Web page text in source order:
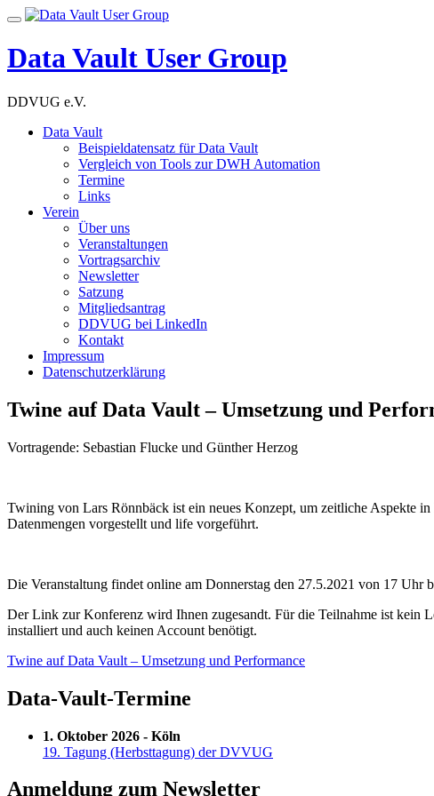
Skip
content
Toggle
Data Vault User Group
DDVUG e.V.
Data Vault
Beispieldatensatz für Data Vault
Vergleich von Tools zur DWH Automation
Termine
Links
Verein
Über uns
Veranstaltungen
Vortragsarchiv
Newsletter
Satzung
Mitgliedsantrag
DDVUG bei LinkedIn
Kontakt
Impressum
Datenschutzerklärung
Twine auf Data Vault – Umsetzung und
Vortragende: Sebastian Flucke und Günther Herzog
Twining von Lars Rönnbäck ist ein neues Konzept, um zeitliche Aspekte
Datenmengen vorgestellt und life vorgeführt.
Die Veranstaltung findet online am Donnerstag den 27.5.2021 von 17 Uhr
Der Link zur Konferenz wird Ihnen zugesandt. Für die Teilnahme ist kein
installiert und auch keinen Account benötigt.
Twine auf Data Vault – Umsetzung und Performance
Data-Vault-Termine
1. Oktober 2026 - Köln
19. Tagung (Herbsttagung) der DVVUG
Anmeldung zum Newsletter